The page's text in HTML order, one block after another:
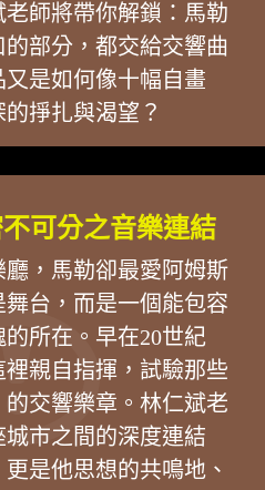
師將帶你解鎖：馬勒
部分，都交給交響曲
是如何像十幅自畫
掙扎與渴望？
可分之音樂連結
，馬勒卻最愛阿姆斯
台，而是一個能包容
所在。早在20世紀
親自指揮，試驗那些
交響樂章。林仁斌老
市之間的深度連結
是他思想的共鳴地、